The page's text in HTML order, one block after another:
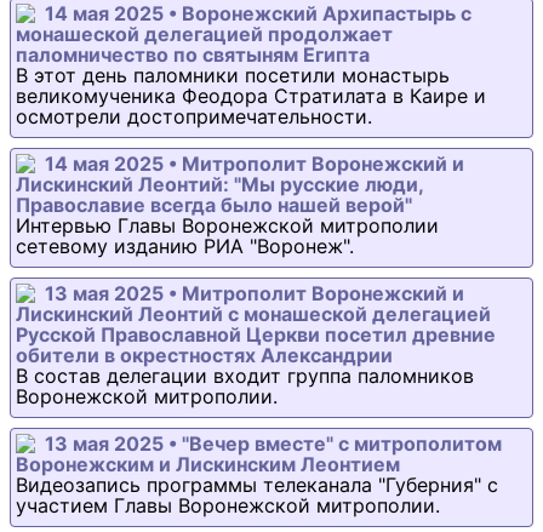
14 мая 2025 • Воронежский Архипастырь с
монашеской делегацией продолжает
паломничество по святыням Египта
В этот день паломники посетили монастырь
великомученика Феодора Стратилата в Каире и
осмотрели достопримечательности.
14 мая 2025 • Митрополит Воронежский и
Лискинский Леонтий: "Мы русские люди,
Православие всегда было нашей верой"
Интервью Главы Воронежской митрополии
сетевому изданию РИА "Воронеж".
13 мая 2025 • Митрополит Воронежский и
Лискинский Леонтий с монашеской делегацией
Русской Православной Церкви посетил древние
обители в окрестностях Александрии
В состав делегации входит группа паломников
Воронежской митрополии.
13 мая 2025 • "Вечер вместе" с митрополитом
Воронежским и Лискинским Леонтием
Видеозапись программы телеканала "Губерния" с
участием Главы Воронежской митрополии.